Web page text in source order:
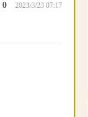
0 2023/3/23 07:17